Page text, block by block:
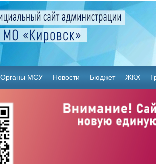
Органы МСУ Новости Бюджет ЖКХ